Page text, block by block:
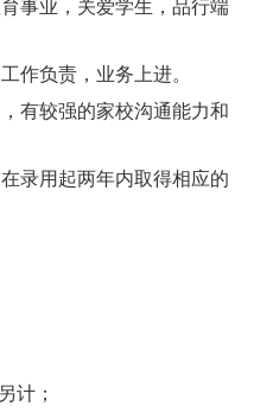
事业，关爱学生，品行端
作负责，业务上进。
有较强的家校沟通能力和
录用起两年内取得相应的
计；